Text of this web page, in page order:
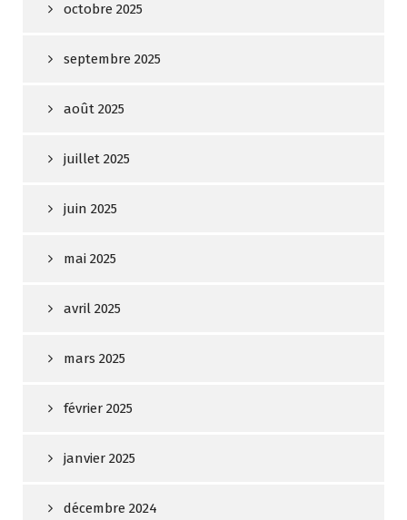
octobre 2025
septembre 2025
août 2025
juillet 2025
juin 2025
mai 2025
avril 2025
mars 2025
février 2025
janvier 2025
décembre 2024